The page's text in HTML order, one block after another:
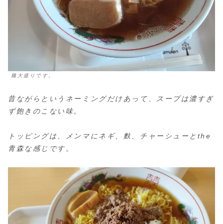
麺大盛りです。
昔ながらというネーミングだけあって、スープは濃すぎ
ず飽きのこない味。
トッピングは、メンマにネギ、麩、チャーシューとthe
青森な感じです。